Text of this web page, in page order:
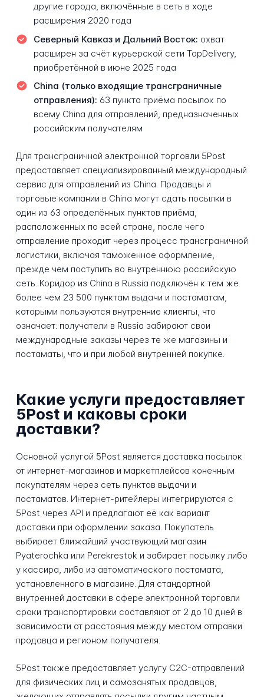
другие города, включённые в сеть в ходе
расширения 2020 года
Северный Кавказ и Дальний Восток: охват
расширен за счёт курьерской сети TopDelivery,
приобретённой в июне 2025 года
China (только входящие трансграничные
отправления): 63 пункта приёма посылок по
всему China для отправлений, предназначенных
российским получателям
Для трансграничной электронной торговли 5Post
предоставляет специализированный международный
сервис для отправлений из China. Продавцы и
торговые компании в China могут сдать посылки в
один из 63 определённых пунктов приёма,
расположенных по всей стране, после чего
отправление проходит через процесс трансграничной
логистики, включая таможенное оформление,
прежде чем поступить во внутреннюю российскую
сеть. Коридор из China в Russia подключён к тем же
более чем 23 500 пунктам выдачи и постаматам,
которыми пользуются внутренние клиенты, что
означает: получатели в Russia забирают свои
международные заказы через те же магазины и
постаматы, что и при любой внутренней покупке.
Какие услуги предоставляет
5Post и каковы сроки
доставки?
Основной услугой 5Post является доставка посылок
от интернет-магазинов и маркетплейсов конечным
покупателям через сеть пунктов выдачи и
постаматов. Интернет-ритейлеры интегрируются с
5Post через API и предлагают её как вариант
доставки при оформлении заказа. Покупатель
выбирает ближайший участвующий магазин
Pyaterochka или Perekrestok и забирает посылку либо
у кассира, либо из автоматического постамата,
установленного в магазине. Для стандартной
внутренней доставки в сфере электронной торговли
сроки транспортировки составляют от 2 до 10 дней в
зависимости от расстояния между местом отправки
продавца и регионом получателя.
5Post также предоставляет услугу C2C-отправлений
для физических лиц и самозанятых продавцов,